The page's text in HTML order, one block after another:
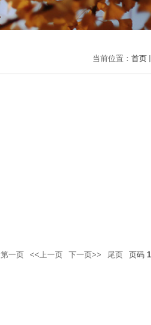
当前位置： 首页
第一页 <<上一页 下一页>> 尾页 页码 1